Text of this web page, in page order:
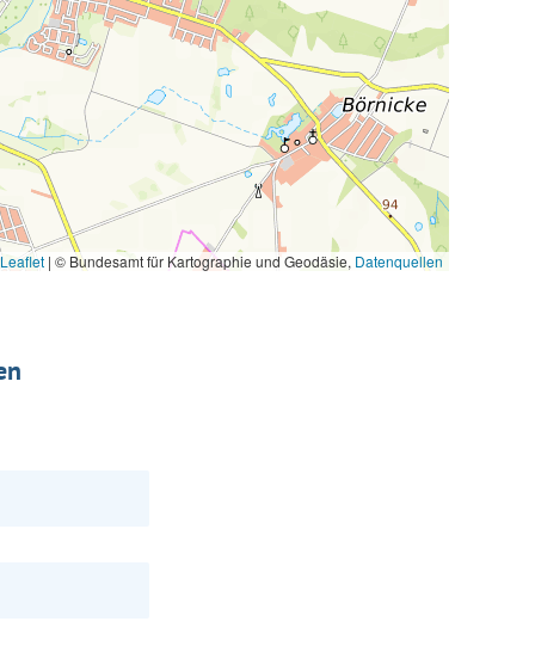
| © Bundesamt für Kartographie und Geodäsie, Datenquellen